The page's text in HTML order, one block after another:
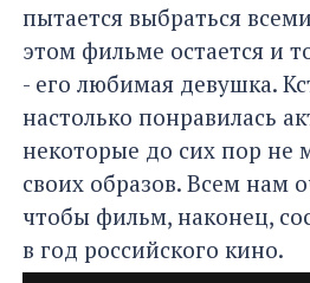
пытается выбраться
этом фильме остается и
- его любимая девушка.
настолько понравилась
некоторые до сих пор не
своих образов. Всем нам
чтобы фильм, наконец,
в год российского кино.